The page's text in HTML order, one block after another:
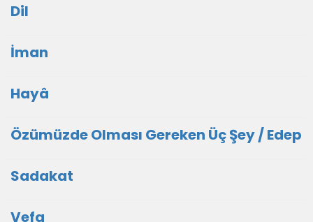
Dil
İman
Hayâ
Özümüzde Olması Gereken Üç Şey / Edep
Sadakat
Vefa